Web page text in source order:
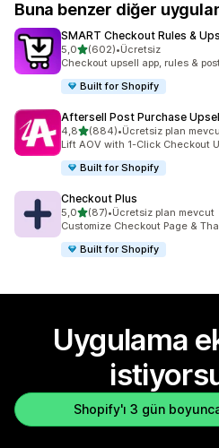
Buna benzer diğer
SMART Checkout Rules &
5,05 yıldız üzerinden
(602)
toplam 602 değerlendirme
•Ücretsiz
Checkout upsell app, rules &
Built for Shopify
Aftersell Post Purchase
4,85 yıldız üzerinden
(884)
toplam 884 değerlendirme
•Ücretsiz plan
Lift AOV with 1-Click Checkout
Built for Shopify
Checkout Plus
5,05 yıldız üzerinden
(87)
toplam 87 değerlendirme
•Ücretsiz plan mevcut
Customize Checkout Page &
Built for Shopify
Uygulama
Shopify'ı 3 gün